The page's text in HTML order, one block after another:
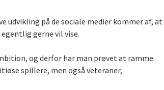
udvikling på de sociale medier kommer af, at
gerne vil vise.
og derfor har man prøvet at ramme
spillere, men også veteraner,